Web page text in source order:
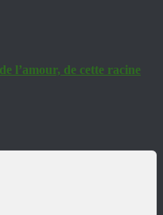
l’amour, de cette racine